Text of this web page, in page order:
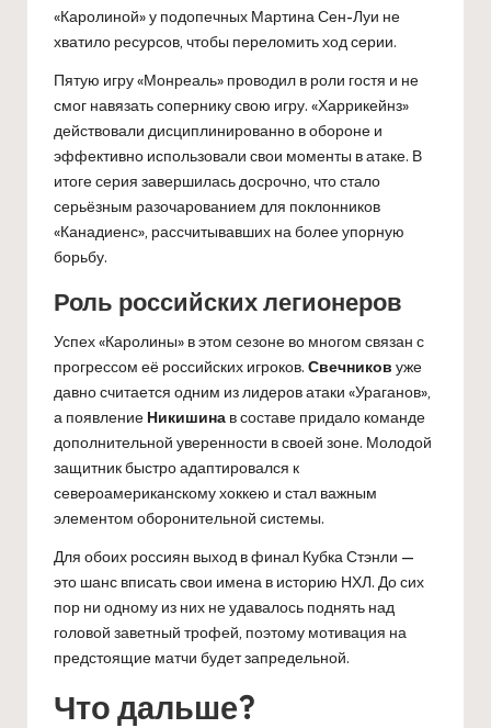
«Каролиной» у подопечных Мартина Сен-Луи не
хватило ресурсов, чтобы переломить ход серии.
Пятую игру «Монреаль» проводил в роли гостя и не
смог навязать сопернику свою игру. «Харрикейнз»
действовали дисциплинированно в обороне и
эффективно использовали свои моменты в атаке. В
итоге серия завершилась досрочно, что стало
серьёзным разочарованием для поклонников
«Канадиенс», рассчитывавших на более упорную
борьбу.
Роль российских легионеров
Успех «Каролины» в этом сезоне во многом связан с
прогрессом её российских игроков. Свечников уже
давно считается одним из лидеров атаки «Ураганов»,
а появление Никишина в составе придало команде
дополнительной уверенности в своей зоне. Молодой
защитник быстро адаптировался к
североамериканскому хоккею и стал важным
элементом оборонительной системы.
Для обоих россиян выход в финал Кубка Стэнли —
это шанс вписать свои имена в историю НХЛ. До сих
пор ни одному из них не удавалось поднять над
головой заветный трофей, поэтому мотивация на
предстоящие матчи будет запредельной.
Что дальше?